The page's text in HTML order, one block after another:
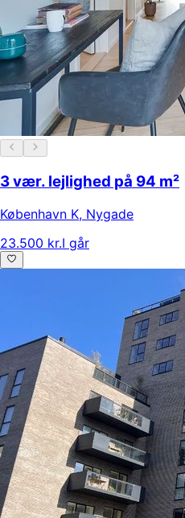
3 vær. lejlighed på 94 m²
København K, Nygade
23.500 kr.I går